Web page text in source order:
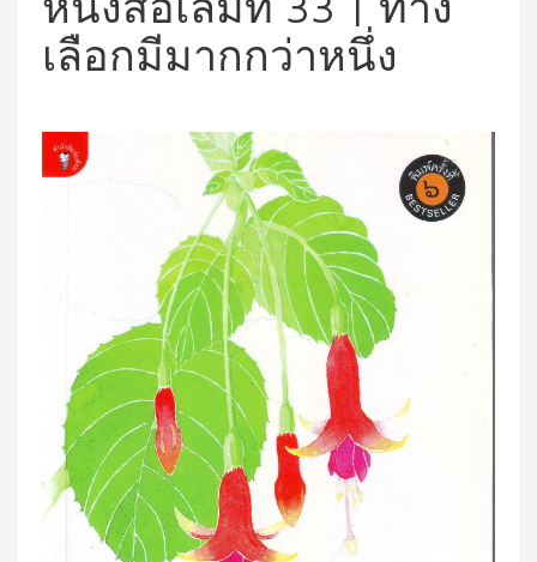
เลือกมีมากกว่าหนึ่ง